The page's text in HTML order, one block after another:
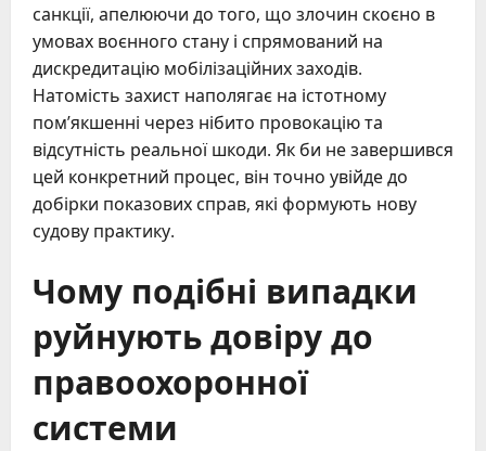
санкції, апелюючи до того, що злочин скоєно в
умовах воєнного стану і спрямований на
дискредитацію мобілізаційних заходів.
Натомість захист наполягає на істотному
пом’якшенні через нібито провокацію та
відсутність реальної шкоди. Як би не завершився
цей конкретний процес, він точно увійде до
добірки показових справ, які формують нову
судову практику.
Чому подібні випадки
руйнують довіру до
правоохоронної
системи